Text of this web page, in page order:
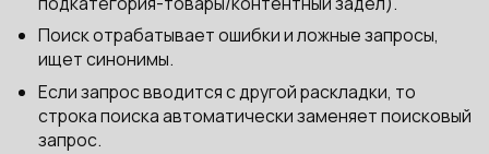
Поиск отрабатывает ошибки и ложные запросы,
ищет синонимы.
Если запрос вводится с другой раскладки, то
строка поиска автоматически заменяет поисковый
запрос.